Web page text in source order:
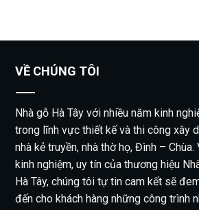
VỀ CHÚNG TÔI
Nhà gỗ Hà Tây với nhiều năm kinh
trong lĩnh vực thiết kế và thi công xây
nhà kẻ truyền, nhà thờ họ, Đình – Chùa.
kinh nghiệm, uy tín của thương hiệu
Hà Tây, chúng tôi tự tin cam kết sẽ
đến cho khách hàng những công trình